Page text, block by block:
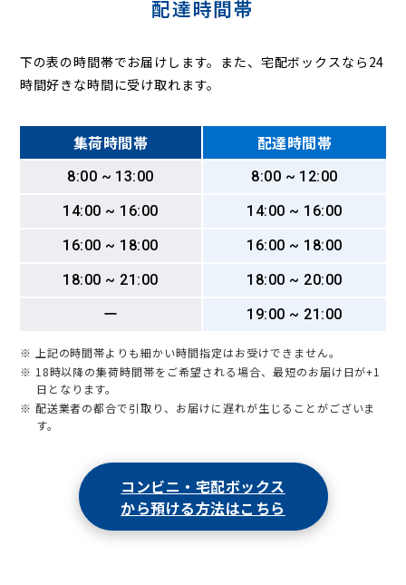
配達時間帯
下の表の時間帯でお届けします。また、宅配ボックスなら24
時間好きな時間に受け取れます。
集荷時間帯 配達時間帯
8:00 ~ 13:00
8:00 ~ 12:00
14:00 ~ 16:00
14:00 ~ 16:00
16:00 ~ 18:00
16:00 ~ 18:00
18:00 ~ 21:00
18:00 ~ 20:00
ー
19:00 ~ 21:00
※ 上記の時間帯よりも細かい時間指定はお受けできません。
※ 18時以降の集荷時間帯をご希望される場合、最短のお届け日が+1
日となります。
※ 配送業者の都合で引取り、お届けに遅れが生じることがございま
す。
コンビニ・宅配ボックス
から預ける方法はこちら